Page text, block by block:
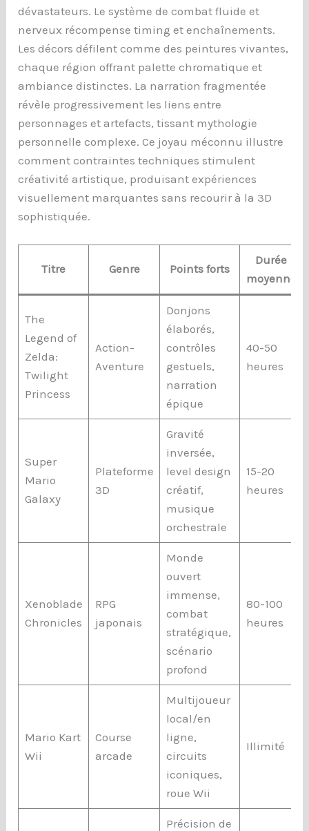
dévastateurs. Le système de combat fluide et
nerveux récompense timing et enchaînements.
Les décors défilent comme des peintures vivantes,
chaque région offrant palette chromatique et
ambiance distinctes. La narration fragmentée
révèle progressivement les liens entre
personnages et artefacts, tissant mythologie
personnelle complexe. Ce joyau méconnu illustre
comment contraintes techniques stimulent
créativité artistique, produisant expériences
visuellement marquantes sans recourir à la 3D
sophistiquée.
Titre Genre Points forts
Durée
moyenne
The
Legend of
Zelda:
Twilight
Princess
Action-
Aventure
Donjons
élaborés,
contrôles
gestuels,
narration
épique
40-50
heures
Super
Mario
Galaxy
Plateforme
3D
Gravité
inversée,
level design
créatif,
musique
orchestrale
15-20
heures
Xenoblade
Chronicles
RPG
japonais
Monde
ouvert
immense,
combat
stratégique,
scénario
profond
80-100
heures
Mario Kart
Wii
Course
arcade
Multijoueur
local/en
ligne,
circuits
iconiques,
roue Wii
Illimité
Précision de